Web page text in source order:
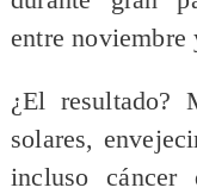
entre noviembre
¿El resultado?
solares,
incluso